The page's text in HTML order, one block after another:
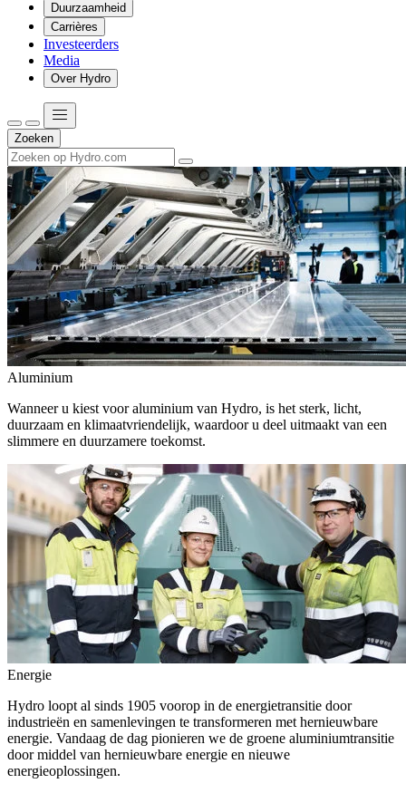
Duurzaamheid
Carrières
Investeerders
Media
Over Hydro
Zoeken
Aluminium
Wanneer u kiest voor aluminium van Hydro, is het sterk, licht,
duurzaam en klimaatvriendelijk, waardoor u deel uitmaakt van een
slimmere en duurzamere toekomst.
Energie
Hydro loopt al sinds 1905 voorop in de energietransitie door
industrieën en samenlevingen te transformeren met hernieuwbare
energie. Vandaag de dag pionieren we de groene aluminiumtransitie
door middel van hernieuwbare energie en nieuwe
energieoplossingen.